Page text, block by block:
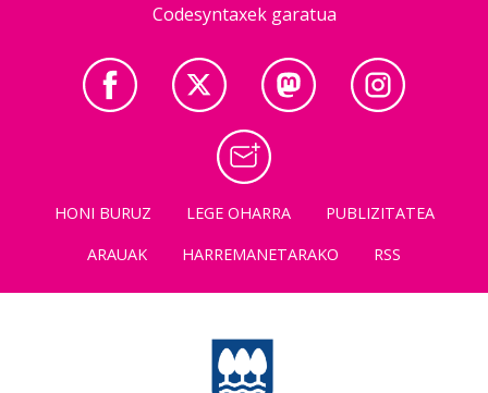
Codesyntaxek garatua
HONI BURUZ LEGE OHARRA
PUBLIZITATEA
ARAUAK
HARREMANETARAKO RSS